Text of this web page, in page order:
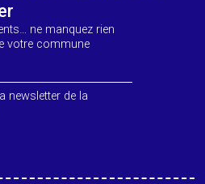
ne manquez rien
votre commune
newsletter de la